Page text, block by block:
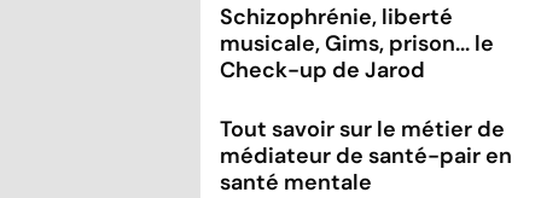
Schizophrénie, liberté
musicale, Gims, prison... le
Check-up de Jarod
Tout savoir sur le métier de
médiateur de santé-pair en
santé mentale